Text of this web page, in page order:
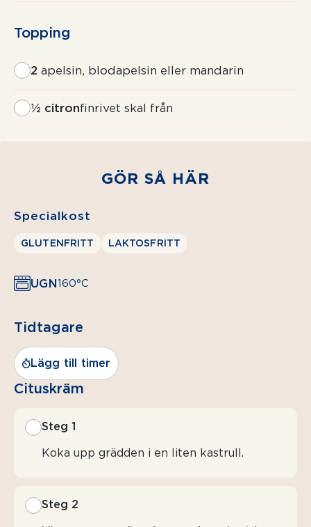
Topping
2 apelsin, blodapelsin eller mandarin
½ citronfinrivet skal från
GÖR SÅ HÄR
Specialkost
GLUTENFRITT LAKTOSFRITT
UGN160°C
Tidtagare
Lägg till timer
Cituskräm
Steg 1
Koka upp grädden i en liten kastrull.
Steg 2